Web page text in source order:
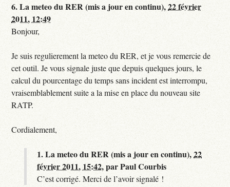
6.La meteo du RER (mis a jour en continu),22 février
2011, 12:49
Bonjour,
Je suis regulierement la meteo du RER, et je vous remercie de
cet outil. Je vous signale juste que depuis quelques jours, le
calcul du pourcentage du temps sans incident est interrompu,
vraisemblablement suite a la mise en place du nouveau site
RATP.
Cordialement,
1.La meteo du RER (mis a jour en continu),22
février 2011, 15:42,parPaul Courbis
C’est corrigé. Merci de l’avoir signalé !